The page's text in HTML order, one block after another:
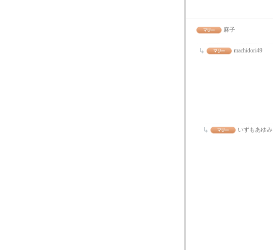
麻子
machidori49
いずもあゆみ